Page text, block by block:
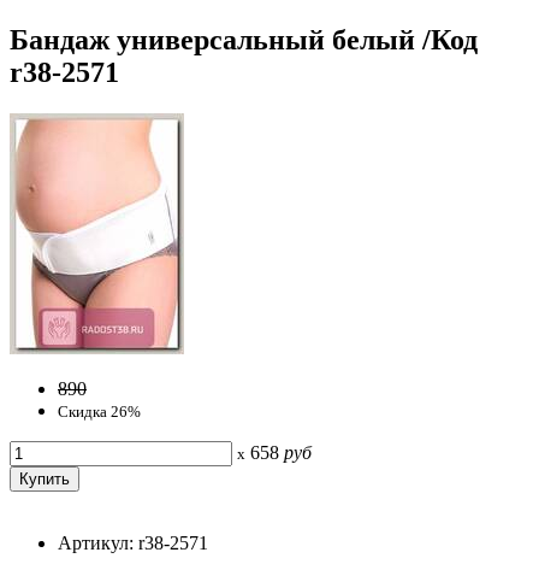
Бандаж универсальный белый /Код
r38-2571
890
Скидка 26%
x 658 руб
Артикул: r38-2571